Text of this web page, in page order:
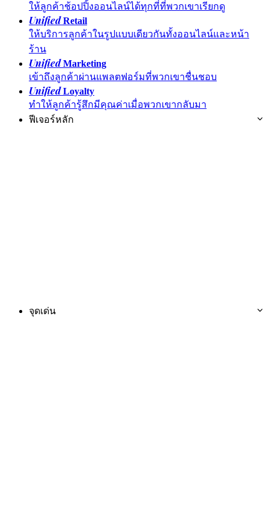
ให้ลูกค้าช้อปปิ้งออนไลน์ได้ทุกที่ที่พวกเขาเรียกดู
UnifiedRetail
ให้บริการลูกค้าในรูปแบบเดียวกันทั้งออนไลน์และหน้า
ร้าน
UnifiedMarketing
เข้าถึงลูกค้าผ่านแพลตฟอร์มที่พวกเขาชื่นชอบ
UnifiedLoyalty
ทำให้ลูกค้ารู้สึกมีคุณค่าเมื่อพวกเขากลับมา
ฟีเจอร์หลัก
จุดเด่น